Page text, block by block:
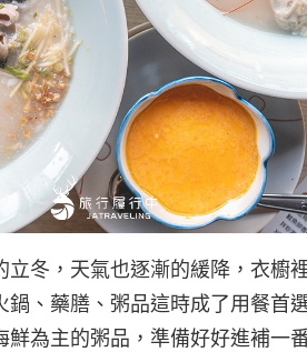
冬，天氣也逐漸的緩降，衣櫥
、藥膳、粥品這時成了用餐首
為主的粥品，準備好好進補一